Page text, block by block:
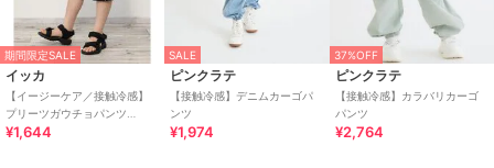
期間限定SALE
イッカ
【イージーケア／接触冷感】
プリーツガウチョパンツ
（120?160cm）【UVカット／
¥1,644
SALE
ピンクラテ
【接触冷感】デニムカーゴパ
ンツ
¥1,974
37%OFF
ピンクラテ
【接触冷感】カラバリカーゴ
パンツ
¥2,764